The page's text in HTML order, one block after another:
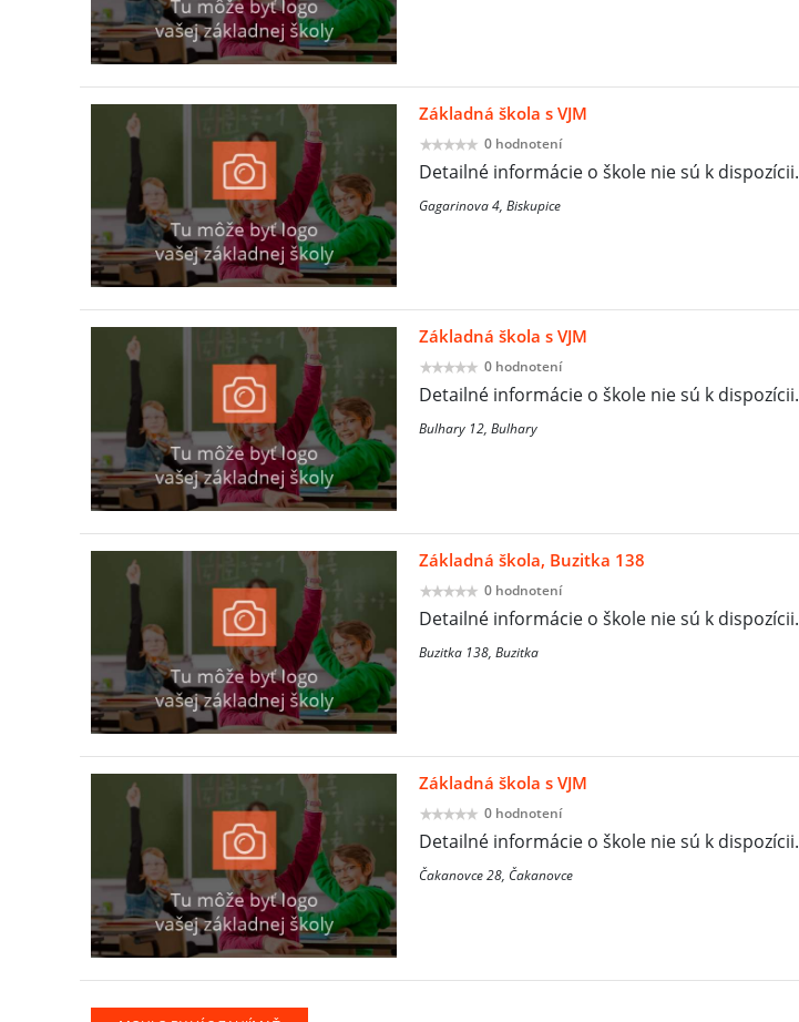
Základná škola s VJM
0 hodnotení
Detailné informácie o škole nie sú k dispozícii.
Gagarinova 4, Biskupice
Základná škola s VJM
0 hodnotení
Detailné informácie o škole nie sú k dispozícii.
Bulhary 12, Bulhary
Základná škola, Buzitka 138
0 hodnotení
Detailné informácie o škole nie sú k dispozícii.
Buzitka 138, Buzitka
Základná škola s VJM
0 hodnotení
Detailné informácie o škole nie sú k dispozícii.
Čakanovce 28, Čakanovce